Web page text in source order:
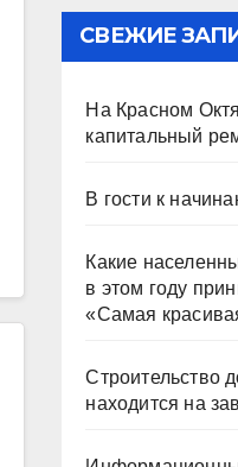
СВЕЖИЕ
На Красном
капитальный
В гости к
Какие
в этом году
«Самая
Строительство
находится на